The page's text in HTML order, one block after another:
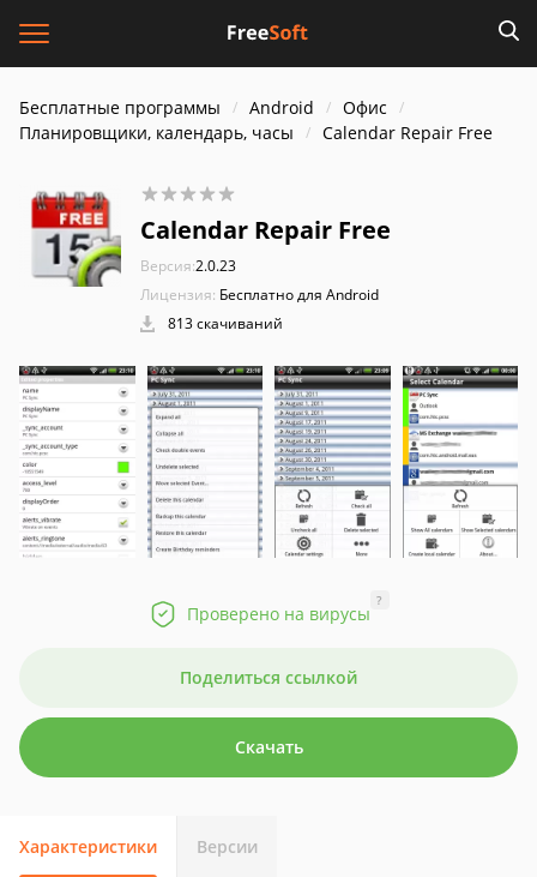
Бесплатные программы Android
Офис
Планировщики, календарь, часы
Calendar Repair Free
Calendar Repair Free
Версия:2.0.23
Лицензия: Бесплатно для Android
813 скачиваний
Проверено на вирусы
?
Поделиться ссылкой
Скачать
Характеристики Версии